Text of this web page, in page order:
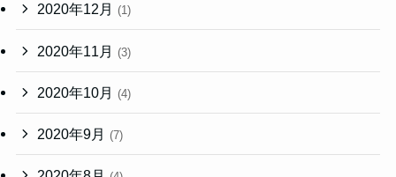
2020年12月 (1)
2020年11月 (3)
2020年10月 (4)
2020年9月 (7)